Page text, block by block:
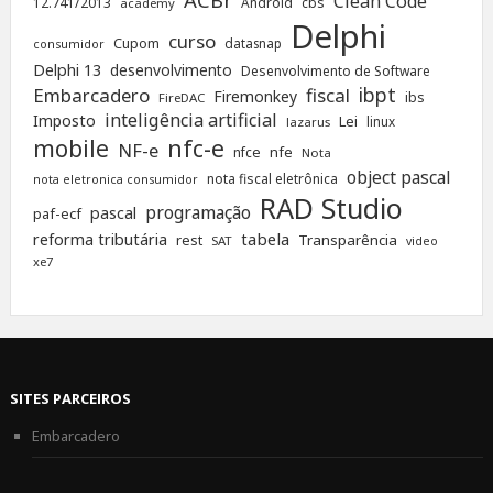
consumidor Cupom curso datasnap Delphi
Delphi 13 desenvolvimento Desenvolvimento de Software
Embarcadero FireDAC Firemonkey fiscal ibpt ibs
Imposto inteligência artificial lazarus Lei linux
mobile NF-e nfc-e nfce nfe Nota
nota eletronica consumidor nota fiscal eletrônica object pascal
paf-ecf pascal programação RAD Studio
reforma tributária rest SAT tabela Transparência video
xe7
SITES PARCEIROS
Embarcadero